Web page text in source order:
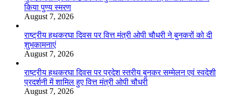
किया पुण्य स्मरण
August 7, 2026
राष्ट्रीय हथकरघा दिवस पर वित्त मंत्री ओपी चौधरी ने बुनकरों को दी
शुभकामनाएं
August 7, 2026
राष्ट्रीय हथकरघा दिवस पर प्रदेश स्तरीय बुनकर सम्मेलन एवं स्वदेशी
प्रदर्शनी में शामिल हुए वित्त मंत्री ओपी चौधरी
August 7, 2026